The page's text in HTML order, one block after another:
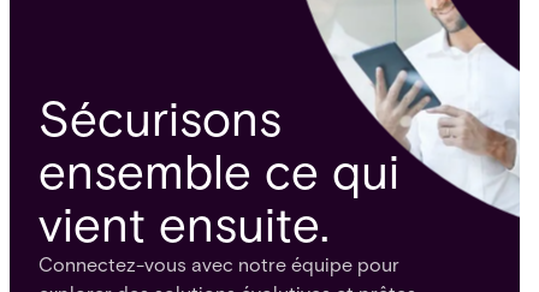
Sécurisons
ensemble ce qui
vient ensuite.
Connectez-vous avec notre équipe pour